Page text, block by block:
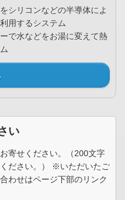
シリコンなどの半導体によ
用するシステム
で水などをお湯に変えて熱
い
寄せください。（200文字
ださい。） ※いただいたご
わせはページ下部のリンク